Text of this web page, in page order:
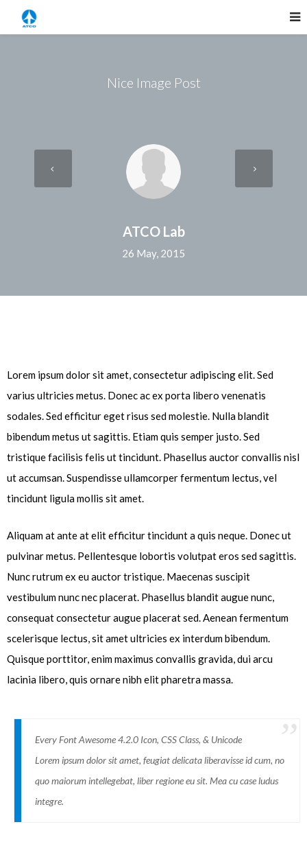
Nice Image Post
ATCO Lab
26 May, 2015
Lorem ipsum dolor sit amet, consectetur adipiscing elit. Sed
varius ultricies metus. Donec ac ex porta libero venenatis
sodales. Sed efficitur eget risus sed molestie. Nulla blandit
bibendum metus ut sagittis. Etiam quis semper justo. Sed
tristique facilisis felis ut tincidunt. Phasellus auctor convallis nisl
ut accumsan. Suspendisse ullamcorper fermentum lectus, vel
tincidunt ligula mollis sit amet.
Aliquam at ante at elit efficitur tincidunt a quis neque. Donec ut
pulvinar metus. Pellentesque lobortis volutpat eros sed sagittis.
Nunc rutrum ex eu auctor tristique. Maecenas suscipit
vestibulum nunc nec placerat. Phasellus blandit augue nunc,
consequat consectetur augue placerat sed. Aenean fermentum
scelerisque lectus, sit amet ultricies ex interdum bibendum.
Quisque porttitor, enim maximus convallis gravida, dui arcu
lacinia libero, quis ornare nibh elit pharetra massa.
Every Font Awesome 4.2.0 Icon, CSS Class, & Unicode
Lorem ipsum dolor sit amet, feugiat delicata liberavisse id cum, no
quo maiorum intellegebat, liber regione eu sit. Mea cu case ludus
integre.